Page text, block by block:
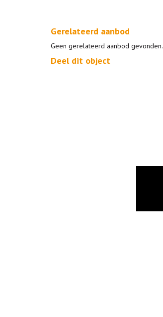
Gerelateerd aanbod
Geen gerelateerd aanbod gevonden.
Deel dit object